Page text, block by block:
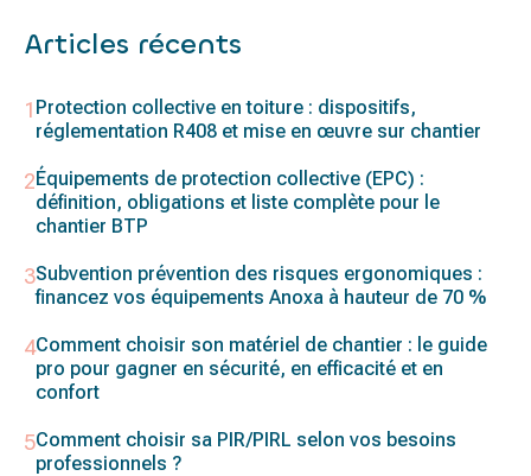
Articles récents
Protection collective en toiture : dispositifs,
réglementation R408 et mise en œuvre sur chantier
Équipements de protection collective (EPC) :
définition, obligations et liste complète pour le
chantier BTP
Subvention prévention des risques ergonomiques :
financez vos équipements Anoxa à hauteur de 70 %
Comment choisir son matériel de chantier : le guide
pro pour gagner en sécurité, en efficacité et en
confort
Comment choisir sa PIR/PIRL selon vos besoins
professionnels ?